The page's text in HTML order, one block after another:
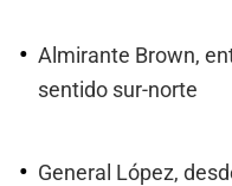
Almirante Brown,
sentido sur-norte
General López,